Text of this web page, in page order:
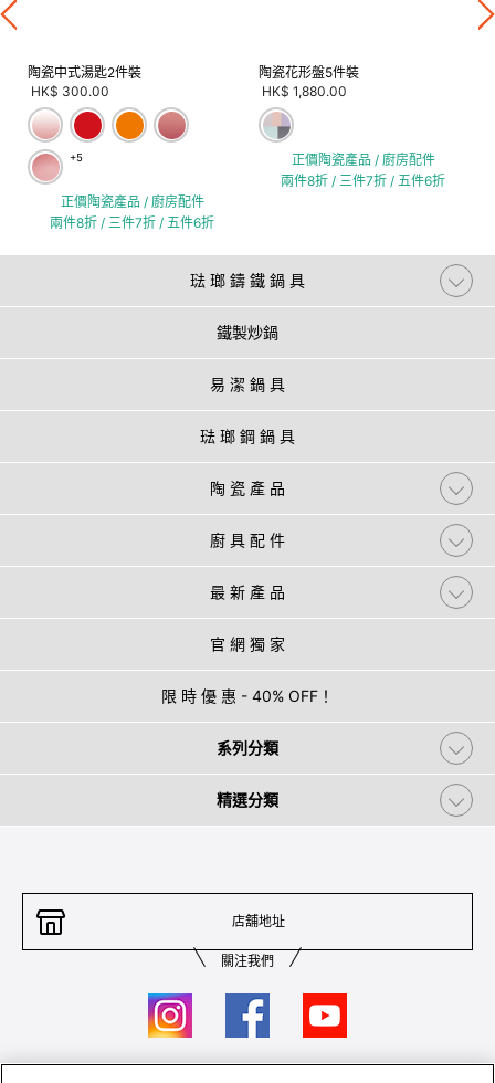
陶瓷中式湯匙2件裝
HK$ 300.00
+5
正價陶瓷產品 / 廚房配件
兩件8折 / 三件7折 / 五件6折
陶瓷花形盤5件裝
HK$ 1,880.00
正價陶瓷產品 / 廚房配件
兩件8折 / 三件7折 / 五件6折
琺 瑯 鑄 鐵 鍋 具
鐵製炒鍋
易 潔 鍋 具
琺 瑯 鋼 鍋 具
陶 瓷 產 品
廚 具 配 件
最 新 產 品
官 網 獨 家
限 時 優 惠 - 40% OFF！
系列分類
精選分類
店舖地址
關注我們